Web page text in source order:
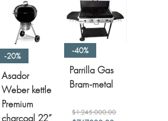
-20%
Asador
Weber kettle
Premium
charcoal 22”
-40%
Parrilla Gas
Bram-metal
$1.245.000,00